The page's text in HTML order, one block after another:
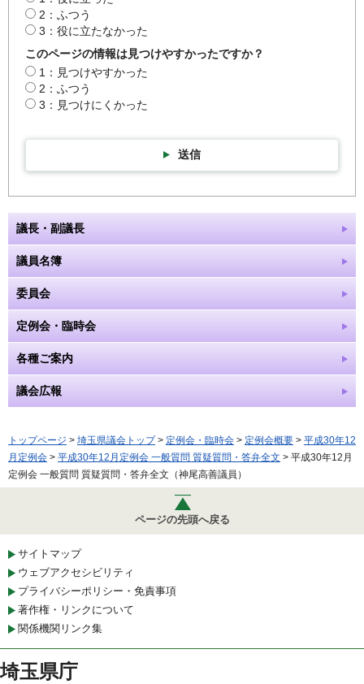
2：ふつう
3：役に立たなかった
このページの情報は見つけやすかったですか？
1：見つけやすかった
2：ふつう
3：見つけにくかった
送信
議長・副議長
議員名簿
委員会
定例会・臨時会
各種ご案内
議会広報
トップページ > 埼玉県議会トップ> 定例会・臨時会 > 定例会概要 > 平成30年12
月定例会 > 平成30年12月定例会 一般質問 質疑質問・答弁全文 > 平成30年12月
定例会 一般質問 質疑質問・答弁全文（神尾高善議員）
ページの先頭へ戻る
サイトマップ
ウェブアクセシビリティ
プライバシーポリシー・免責事項
著作権・リンクについて
関係機関リンク集
埼玉県庁